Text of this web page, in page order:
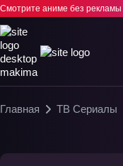
Смотрите аниме без рекламы
Главная ТВ Сериалы